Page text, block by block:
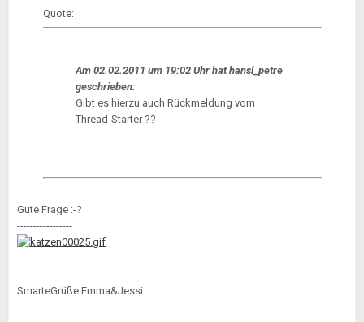
Quote:
Am 02.02.2011 um 19:02 Uhr hat hansl_petre
geschrieben:
Gibt es hierzu auch Rückmeldung vom
Thread-Starter ??
Gute Frage :-?
-----------------
SmarteGrüße Emma&Jessi